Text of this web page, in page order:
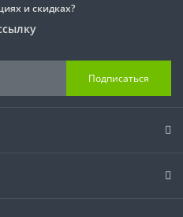
и скидках?
Подписаться